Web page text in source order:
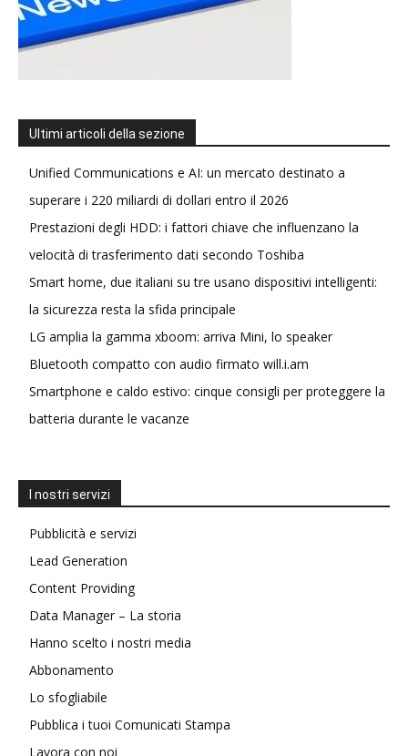
Ultimi articoli della sezione
Unified Communications e AI: un mercato destinato a
superare i 220 miliardi di dollari entro il 2026
Prestazioni degli HDD: i fattori chiave che influenzano la
velocità di trasferimento dati secondo Toshiba
Smart home, due italiani su tre usano dispositivi intelligenti:
la sicurezza resta la sfida principale
LG amplia la gamma xboom: arriva Mini, lo speaker
Bluetooth compatto con audio firmato will.i.am
Smartphone e caldo estivo: cinque consigli per proteggere la
batteria durante le vacanze
I nostri servizi
Pubblicità e servizi
Lead Generation
Content Providing
Data Manager – La storia
Hanno scelto i nostri media
Abbonamento
Lo sfogliabile
Pubblica i tuoi Comunicati Stampa
Lavora con noi